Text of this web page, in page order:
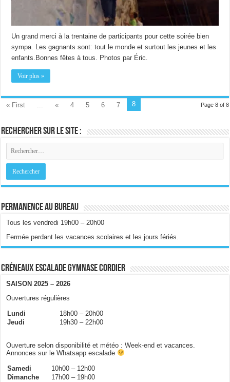
Un grand merci à la trentaine de participants pour cette soirée bien
sympa. Les gagnants sont: tout le monde et surtout les jeunes et les
enfants.Bonnes fêtes à tous. Photos par Éric.
Voir plus »
Page 8 of 8
« First ... « 4 5 6 7 8
Rechercher sur le site :
Permanence au bureau
Tous les vendredi 19h00 – 20h00
Fermée perdant les vacances scolaires et les jours fériés.
Créneaux escalade gymnase Cordier
SAISON 2025 – 2026
Ouvertures régulières
Lundi
18h00 – 20h00
Jeudi
19h30 – 22h00
Ouverture selon disponibilité et météo : Week-end et vacances.
Annonces sur le Whatsapp escalade
Samedi
10h00 – 12h00
Dimanche
17h00 – 19h00